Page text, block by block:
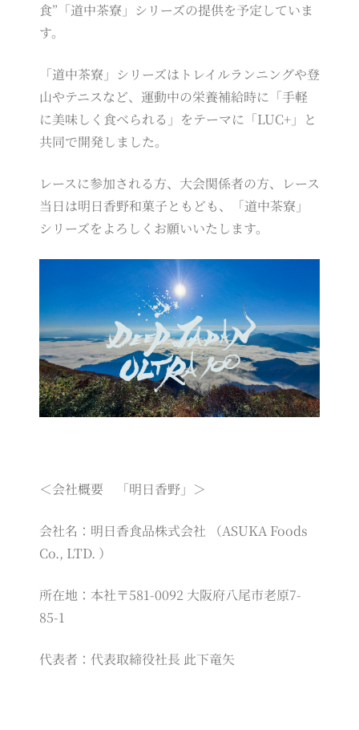
食”「道中茶寮」シリーズの提供を予定していま
す。
「道中茶寮」シリーズはトレイルランニングや登
山やテニスなど、運動中の栄養補給時に「手軽
に美味しく食べられる」をテーマに「LUC+」と
共同で開発しました。
レースに参加される方、大会関係者の方、レース
当日は明日香野和菓子ともども、「道中茶寮」
シリーズをよろしくお願いいたします。
＜会社概要 「明日香野」＞
会社名：明日香食品株式会社 （ASUKA Foods
Co., LTD. ）
所在地：本社〒581-0092 大阪府八尾市老原7-
85-1
代表者：代表取締役社長 此下竜矢